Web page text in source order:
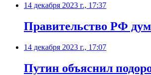
14 декабря 2023 г., 17:37
Правительство РФ
14 декабря 2023 г., 17:07
Путин объяснил